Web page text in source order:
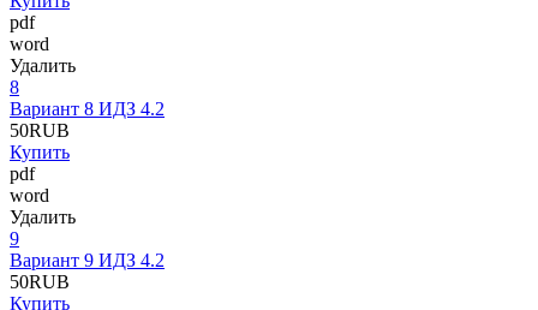
pdf
word
Удалить
8
Вариант 8 ИДЗ 4.2
50RUB
Купить
pdf
word
Удалить
9
Вариант 9 ИДЗ 4.2
50RUB
Купить